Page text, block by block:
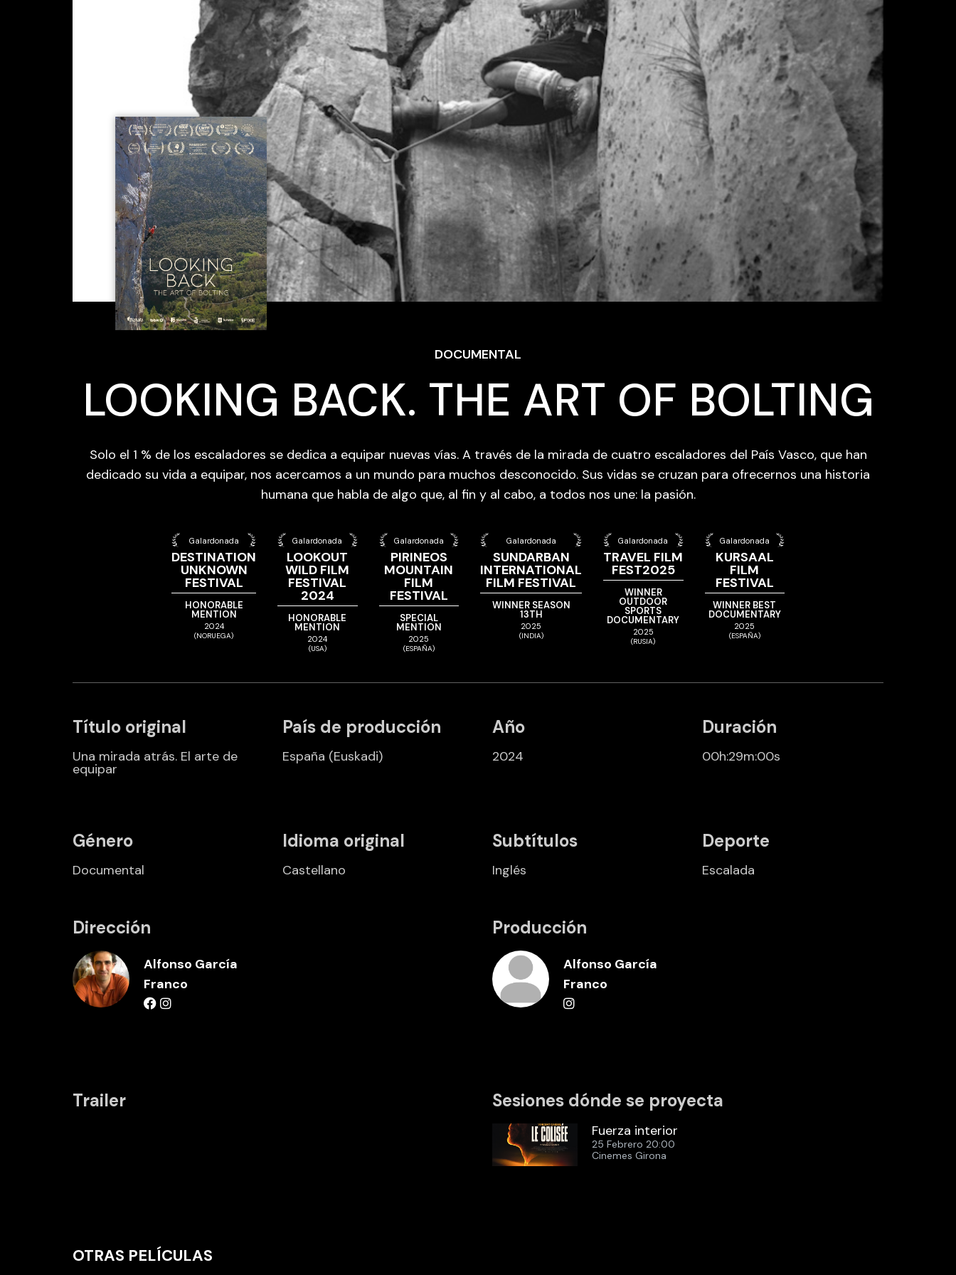
DOCUMENTAL
LOOKING BACK. THE ART OF BOLTING
Solo el 1 % de los escaladores se dedica a equipar nuevas vías. A través de la mirada de cuatro escaladores del País Vasco, que han
dedicado su vida a equipar, nos acercamos a un mundo para muchos desconocido. Sus vidas se cruzan para ofrecernos una historia
humana que habla de algo que, al fin y al cabo, a todos nos une: la pasión.
Galardonada
DESTINATION
UNKNOWN
FESTIVAL
HONORABLE
MENTION
2024
(NORUEGA)
Galardonada
LOOKOUT
WILD FILM
FESTIVAL
2024
HONORABLE
MENTION
2024
(USA)
Galardonada
PIRINEOS
MOUNTAIN
FILM
FESTIVAL
SPECIAL
MENTION
2025
(ESPAÑA)
Galardonada
SUNDARBAN
INTERNATIONAL
FILM FESTIVAL
WINNER SEASON
13TH
2025
(INDIA)
Galardonada
TRAVEL FILM
FEST2025
WINNER
OUTDOOR
SPORTS
DOCUMENTARY
2025
(RUSIA)
Galardonada
KURSAAL
FILM
FESTIVAL
WINNER BEST
DOCUMENTARY
2025
(ESPAÑA)
Título original
Una mirada atrás. El arte de
equipar
País de producción
España (Euskadi)
Año
2024
Duración
00h:29m:00s
Género
Documental
Idioma original
Castellano
Subtítulos
Inglés
Deporte
Escalada
Dirección
Alfonso García
Franco
Producción
Alfonso García
Franco
Trailer Sesiones dónde se proyecta
Fuerza interior
25 Febrero 20:00
Cinemes Girona
OTRAS PELÍCULAS